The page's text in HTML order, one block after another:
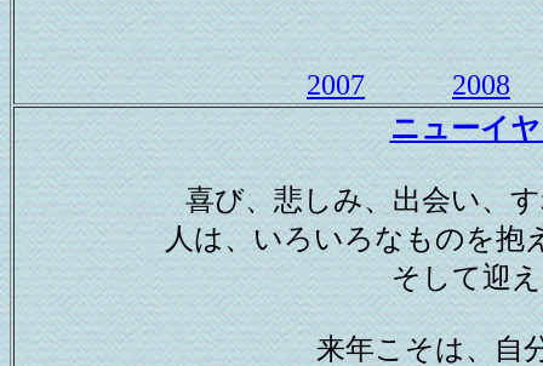
2007
2008
ニューイ
喜び、悲しみ、出会い、
人は、いろいろなものを抱
そして迎
来年こそは、自